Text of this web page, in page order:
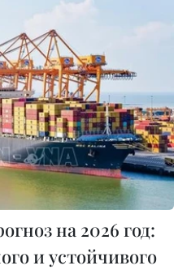
на 2026 год:
и устойчивого